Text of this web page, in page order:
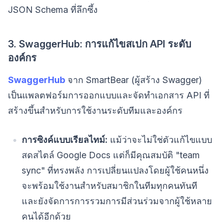
JSON Schema ที่ลึกซึ้ง
3. SwaggerHub: การแก้ไขสเปก API ระดับ
องค์กร
SwaggerHub จาก SmartBear (ผู้สร้าง Swagger)
เป็นแพลตฟอร์มการออกแบบและจัดทำเอกสาร API ที่
สร้างขึ้นสำหรับการใช้งานระดับทีมและองค์กร
การซิงค์แบบเรียลไทม์: แม้ว่าจะไม่ใช่ตัวแก้ไขแบบ
สดสไตล์ Google Docs แต่ก็มีคุณสมบัติ "team
sync" ที่ทรงพลัง การเปลี่ยนแปลงโดยผู้ใช้คนหนึ่ง
จะพร้อมใช้งานสำหรับสมาชิกในทีมทุกคนทันที
และยังจัดการการรวมการมีส่วนร่วมจากผู้ใช้หลาย
คนได้อีกด้วย